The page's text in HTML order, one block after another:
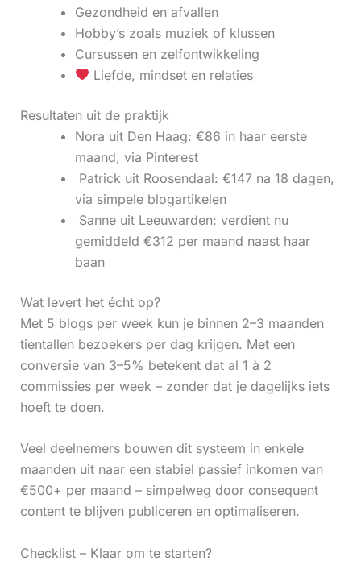
Gezondheid en afvallen
Hobby’s zoals muziek of klussen
Cursussen en zelfontwikkeling
Liefde, mindset en relaties
Resultaten uit de praktijk
Nora uit Den Haag: €86 in haar eerste
maand, via Pinterest
‍ Patrick uit Roosendaal: €147 na 18 dagen,
via simpele blogartikelen
‍ Sanne uit Leeuwarden: verdient nu
gemiddeld €312 per maand naast haar
baan
Wat levert het écht op?
Met 5 blogs per week kun je binnen 2–3 maanden
tientallen bezoekers per dag krijgen. Met een
conversie van 3–5% betekent dat al 1 à 2
commissies per week – zonder dat je dagelijks iets
hoeft te doen.
Veel deelnemers bouwen dit systeem in enkele
maanden uit naar een stabiel passief inkomen van
€500+ per maand – simpelweg door consequent
content te blijven publiceren en optimaliseren.
Checklist – Klaar om te starten?